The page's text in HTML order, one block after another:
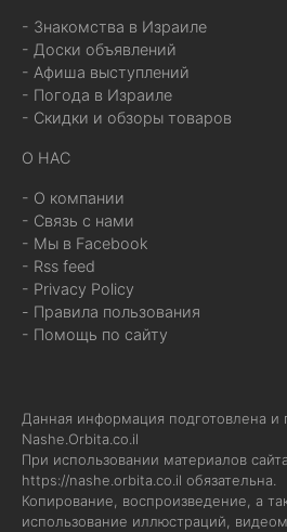
- Знакомства в Израиле
- Доски объявлений
- Афиша выступлений
- Погода в Израиле
- Скидки и обзоры товаров
О НАС
- О компании
- Связь с нами
- Мы в Facebook
- Rss feed
- Privacy Policy
- Правила пользования
- Помощь по сайту
Данная информация подготовлена и
Nashe.Orbita.co.il
При использовании материалов
https://nashe.orbita.co.il обязательна.
Копирование, воспроизведение, а
использование иллюстраций,